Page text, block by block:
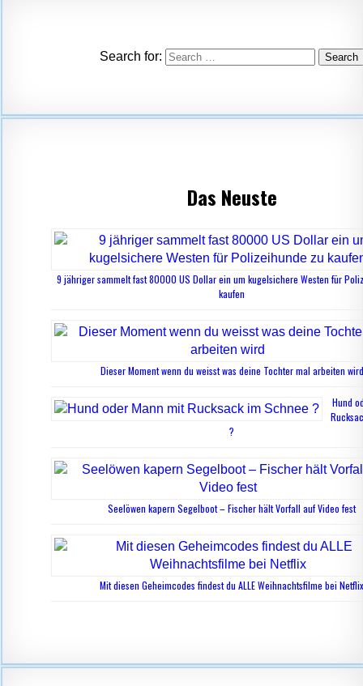
Search for:
Das Neuste
9 jähriger sammelt fast 80000 US Dollar ein um kugelsichere Westen für
kaufen
Dieser Moment wenn du weisst was deine Tochter mal arbeiten wird
Hund
?
Seelöwen kapern Segelboot – Fischer hält Vorfall auf Video fest
Mit diesen Geheimcodes findest du ALLE Weihnachtsfilme bei Netflix